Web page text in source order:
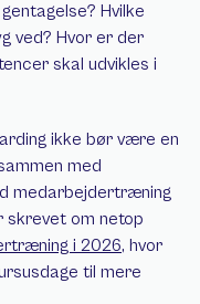
Hvilke
ved? Hvor er der
skal udvikles i
ikke bør være en
med
medarbejdertræning
skrevet om netop
i 2026, hvor
til mere